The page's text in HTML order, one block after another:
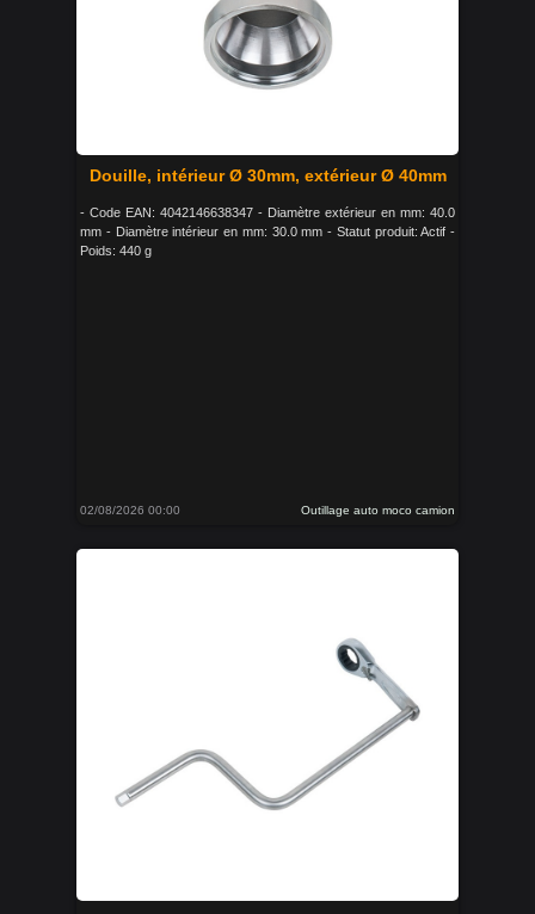
Douille, intérieur Ø 30mm, extérieur Ø 40mm
- Code EAN: 4042146638347 - Diamètre extérieur en mm: 40.0
mm - Diamètre intérieur en mm: 30.0 mm - Statut produit: Actif -
Poids: 440 g
02/08/2026 00:00 Outillage auto moco camion